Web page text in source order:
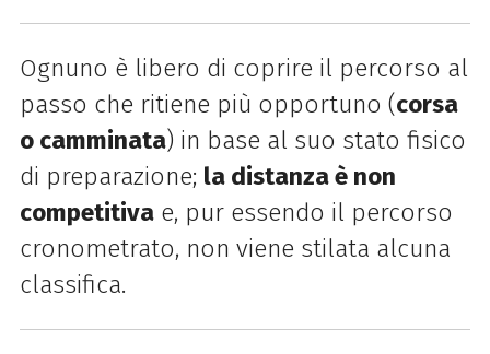
Ognuno è libero di coprire il percorso al
passo che ritiene più opportuno (corsa
o camminata) in base al suo stato fisico
di preparazione; la distanza è non
competitivae, pur essendo il percorso
cronometrato, non viene stilata alcuna
classifica.